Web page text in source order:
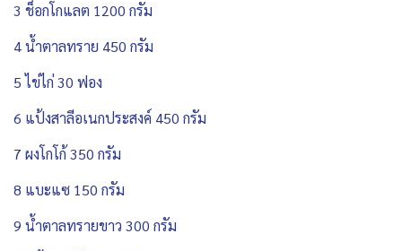
3 ช็อกโกแลต 1200 กรัม
4 น้ำตาลทราย 450 กรัม
5 ไข่ไก่ 30 ฟอง
6 แป้งสาลีอเนกประสงค์ 450 กรัม
7 ผงโกโก้ 350 กรัม
8 แบะแซ 150 กรัม
9 น้ำตาลทรายขาว 300 กรัม